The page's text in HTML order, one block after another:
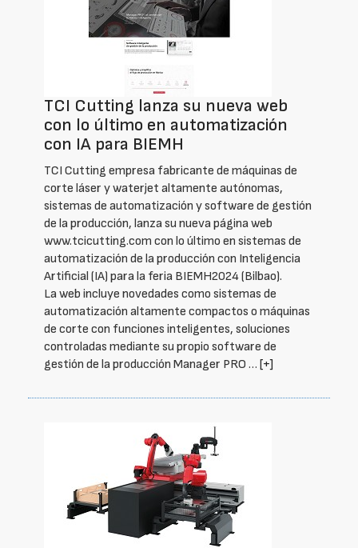
TCI Cutting lanza su nueva web
con lo último en automatización
con IA para BIEMH
TCI Cutting empresa fabricante de máquinas de
corte láser y waterjet altamente autónomas,
sistemas de automatización y software de gestión
de la producción, lanza su nueva página web
www.tcicutting.com con lo último en sistemas de
automatización de la producción con Inteligencia
Artificial (IA) para la feria BIEMH2024 (Bilbao).
La web incluye novedades como sistemas de
automatización altamente compactos o máquinas
de corte con funciones inteligentes, soluciones
controladas mediante su propio software de
gestión de la producción Manager PRO … [+]